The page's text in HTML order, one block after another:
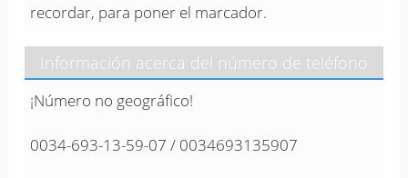
recordar, para poner el marcador.
Información acerca del número de teléfono
¡Número no geográfico!
0034-693-13-59-07 / 0034693135907